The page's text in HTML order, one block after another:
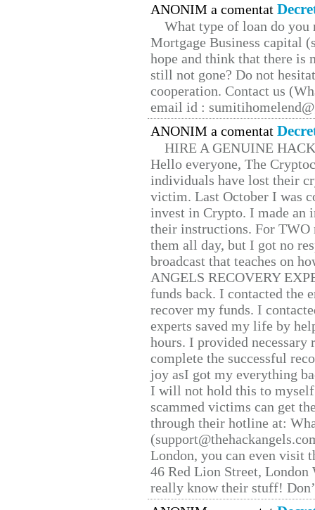
ANONIM a comentat
What type of loan do you
Mortgage Business capital
hope and think that there is
still not gone? Do not
cooperation. Contact us
email id :
ANONIM a comentat
HIRE A GENUINE
Hello everyone, The
individuals have lost their
victim. Last October I was
invest in Crypto. I made
their instructions. For TWO
them all day, but I got no
broadcast that teaches on
ANGELS RECOVERY
funds back. I contacted the
recover my funds. I
experts saved my life by
hours. I provided
complete the successful
joy asI got my everything
I will not hold this to
scammed victims can get
through their hotline at:
London, you can even visit
46 Red Lion Street, London
really know their stuff!